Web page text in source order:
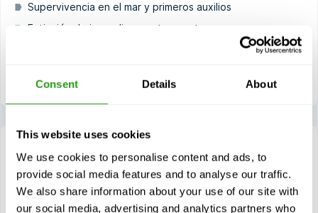
Consent Details About
This website uses cookies
We use cookies to personalise content and ads, to
provide social media features and to analyse our traffic.
We also share information about your use of our site with
our social media, advertising and analytics partners who
Supervivencia en el mar y primeros auxilios
Extinción de incendios y autorescate
TEORÍA EN LÍNEA, PRÁCTICAS IN SITU